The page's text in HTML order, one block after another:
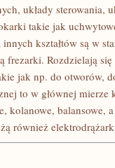
układy sterowania,
takie jak
kształtów są w
frezarki. Rozdzielają
jak np. do otworów,
to w głównej mierze
kolanowe, balansowe,
również